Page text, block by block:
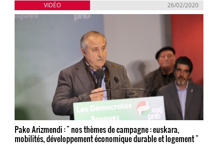
VIDÉO 26/02/2020
Pako Arizmendi : " nos thèmes de campagne : euskara,
mobilités, développement économique durable et logement "